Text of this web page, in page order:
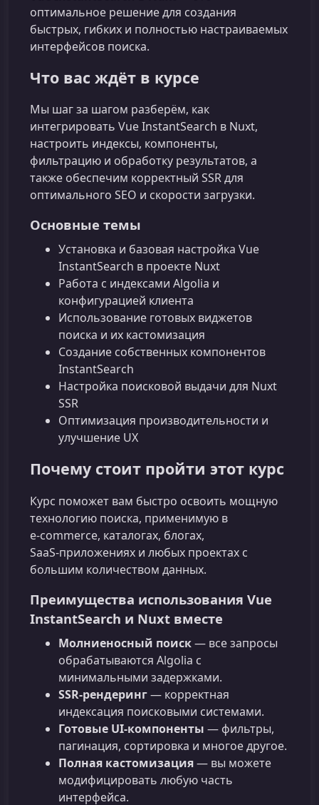
оптимальное решение для создания
быстрых, гибких и полностью настраиваемых
интерфейсов поиска.
Что вас ждёт в курсе
Мы шаг за шагом разберём, как
интегрировать Vue InstantSearch в Nuxt,
настроить индексы, компоненты,
фильтрацию и обработку результатов, а
также обеспечим корректный SSR для
оптимального SEO и скорости загрузки.
Основные темы
Установка и базовая настройка Vue
InstantSearch в проекте Nuxt
Работа с индексами Algolia и
конфигурацией клиента
Использование готовых виджетов
поиска и их кастомизация
Создание собственных компонентов
InstantSearch
Настройка поисковой выдачи для Nuxt
SSR
Оптимизация производительности и
улучшение UX
Почему стоит пройти этот курс
Курс поможет вам быстро освоить мощную
технологию поиска, применимую в
e‑commerce, каталогах, блогах,
SaaS‑приложениях и любых проектах с
большим количеством данных.
Преимущества использования Vue
InstantSearch и Nuxt вместе
Молниеносный поиск— все запросы
обрабатываются Algolia с
минимальными задержками.
SSR‑рендеринг— корректная
индексация поисковыми системами.
Готовые UI‑компоненты — фильтры,
пагинация, сортировка и многое другое.
Полная кастомизация— вы можете
модифицировать любую часть
интерфейса.